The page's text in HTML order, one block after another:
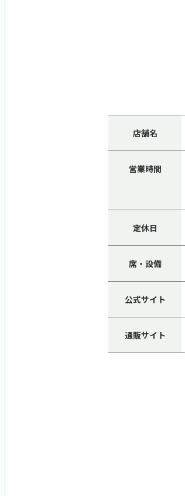
店舗名
営業時間
定休日
席・設備
公式サイト
通販サイト